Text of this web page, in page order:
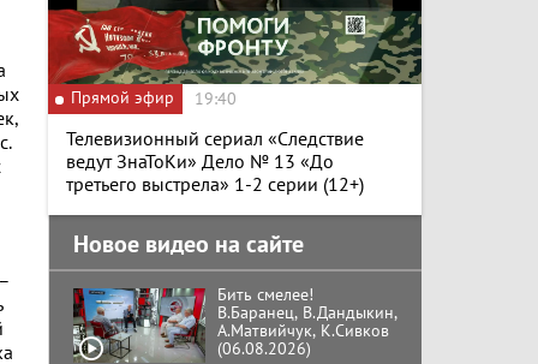
Прямой эфир 19:40
Телевизионный сериал «Следствие
ведут ЗнаТоКи» Дело № 13 «До
третьего выстрела» 1-2 серии (12+)
Новое видео на сайте
К ГРАЖДАНАМ
РОССИИ! Обращение
Г.А. Зюганова,
КПРФ Руководителя
фракции КПРФ в
Государственной Думе
РФ (28.07.2026)
Документальный
фильм "Империализм и
террор"
Бить смелее!
В.Баранец, В.Дандыкин,
А.Матвийчук, К.Сивков
(06.08.2026)